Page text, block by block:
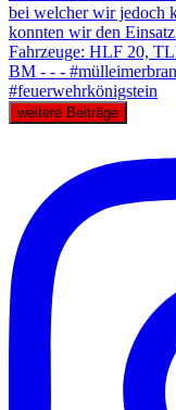
weitere Beiträge